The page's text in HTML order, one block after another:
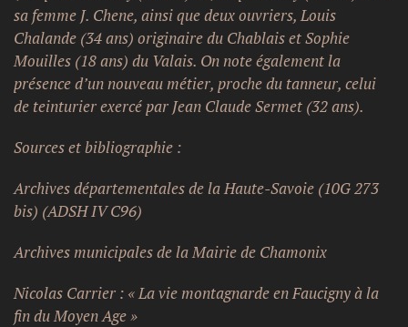
sa femme J. Chene, ainsi que deux ouvriers, Louis
Chalande (34 ans) originaire du Chablais et Sophie
Mouilles (18 ans) du Valais. On note également la
présence d’un nouveau métier, proche du tanneur, celui
de teinturier exercé par Jean Claude Sermet (32 ans).
Sources et bibliographie :
Archives départementales de la Haute-Savoie (10G 273
bis) (ADSH IV C96)
Archives municipales de la Mairie de Chamonix
Nicolas Carrier : « La vie montagnarde en Faucigny à la
fin du Moyen Age »